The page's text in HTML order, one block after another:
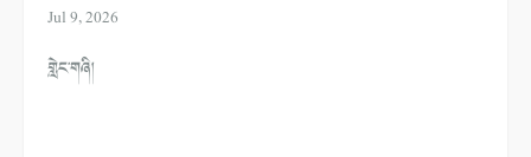
Jul 9, 2026
གླེང་གཞི།